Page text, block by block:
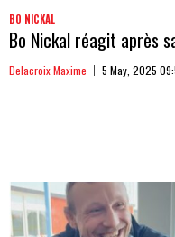
BO NICKAL
Bo Nickal réagit après
Delacroix Maxime 5 May, 2025